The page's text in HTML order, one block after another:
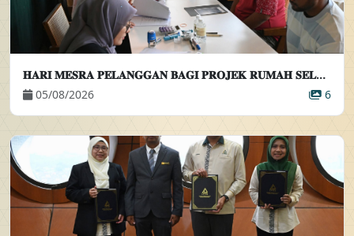
𝐇𝐀𝐑𝐈 𝐌𝐄𝐒𝐑𝐀 𝐏𝐄𝐋𝐀𝐍𝐆𝐆𝐀𝐍 𝐁𝐀𝐆𝐈 𝐏𝐑𝐎𝐉𝐄𝐊 𝐑𝐔𝐌𝐀𝐇 𝐒𝐄𝐋𝐀𝐍𝐆𝐎𝐑𝐊𝐔 𝐈𝐃𝐀𝐌𝐀𝐍 𝐀𝐌𝐀𝐍𝐈 (𝐄𝐋𝐌𝐈𝐍𝐀 𝟒)
05/08/2026
6